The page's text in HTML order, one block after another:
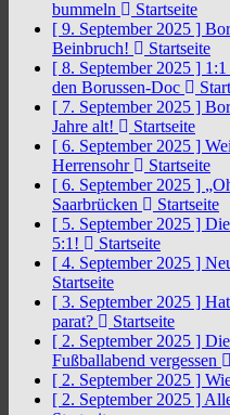
bummeln
Startseite
[ 9. September 2025 ]
Beinbruch!
Startseite
[ 8. September 2025 ]
den Borussen-Doc
[ 7. September 2025 ]
Jahre alt!
Startseite
[ 6. September 2025 ]
Herrensohr
Startseite
[ 6. September 2025 ]
Saarbrücken
Startseite
[ 5. September 2025 ]
5:1!
Startseite
[ 4. September 2025 ]
Startseite
[ 3. September 2025 ]
parat?
Startseite
[ 2. September 2025 ]
Fußballabend vergessen
[ 2. September 2025 ]
[ 2. September 2025 ]